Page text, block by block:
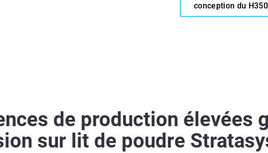
conception du H350
de production élevées
sur lit de poudre